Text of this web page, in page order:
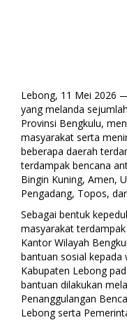
Lebong, 11 Mei 2026
yang melanda
Provinsi Bengkulu,
masyarakat serta
beberapa daerah
terdampak bencana
Bingin Kuning, Amen,
Pengadang, Topos,
Sebagai bentuk
masyarakat
Kantor Wilayah
bantuan sosial
Kabupaten Lebong
bantuan dilakukan
Penanggulangan
Lebong serta